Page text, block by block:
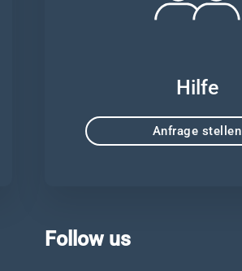
Hilfe
Anfrage stellen
Follow us